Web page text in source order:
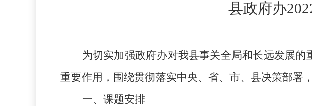
县政府办
为切实加强政府办对我县事关全局和长远发展
重要作用，围绕贯彻落实中央、省、市、县决策部署
一、课题安排